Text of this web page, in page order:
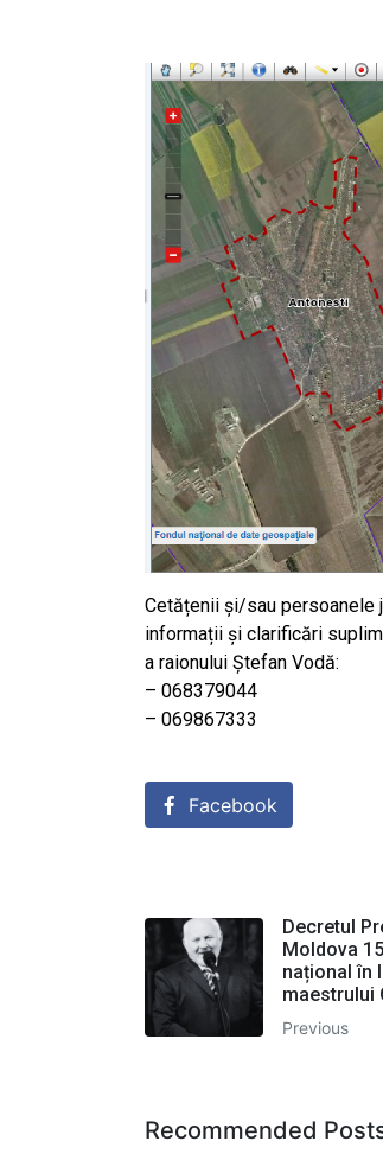
Cetățenii și/sau persoanele
informații și clarificări
a raionului Ștefan Vodă:
– 068379044
– 069867333
Facebook
Decretul
Moldova
național în
maestrului
Previous
Recommended